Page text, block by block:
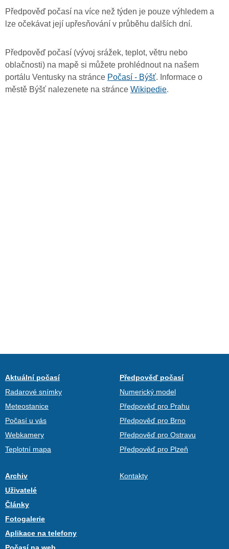
Předpověď počasí na více než týden je pouze výhledem a
lze očekávat její upřesňování v průběhu dalších dní.
Předpověď počasí (vývoj srážek, teplot, větru nebo
oblačnosti) na mapě si můžete prohlédnout na našem
portálu Ventusky na stránce Počasí - Býšť. Informace o
městě Býšť nalezenete na stránce Wikipedie.
Aktuální počasí
Radarové snímky
Meteostanice
Počasí u vás
Webkamery
Teplotní mapa
Předpověď počasí
Numerický model
Předpověď pro Prahu
Předpověď pro Brno
Předpověď pro Ostravu
Předpověď pro Plzeň
Archiv
Uživatelé
Články
Fotogalerie
Aplikace na telefony
Kontakty